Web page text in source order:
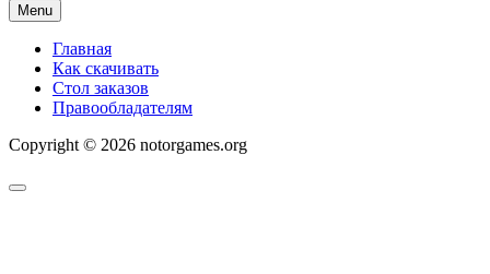
Menu
Главная
Как скачивать
Стол заказов
Правообладателям
Copyright © 2026 notorgames.org
Scroll